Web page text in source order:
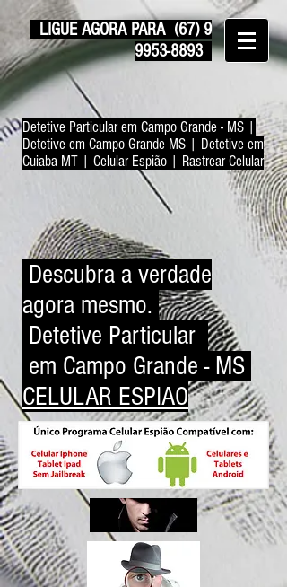
LIGUE AGORA PARA (67) 9
9953-8893
Detetive Particular em Campo Grande - MS |
Detetive em Campo Grande MS | Detetive em
Cuiaba MT | Celular Espião | Rastrear Celular
Descubra a verdade
agora mesmo.
Detetive Particular
em Campo Grande - MS
CELULAR ESPIAO